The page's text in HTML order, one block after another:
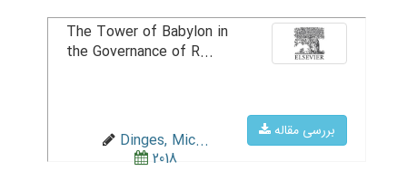
بررسی مقاله
The Tower of Babylon in
the Governance of R...
Dinges, Mic...
2018